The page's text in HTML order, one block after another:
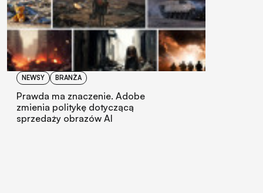
NEWSY BRANŻA
Prawda ma znaczenie. Adobe
zmienia politykę dotyczącą
sprzedaży obrazów AI